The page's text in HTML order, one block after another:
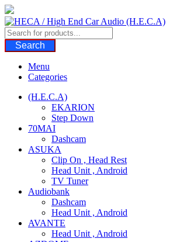
Skip
to
content
Search
Menu
Categories
(H.E.C.A)
EKARION
Step Down
70MAI
Dashcam
ASUKA
Clip On , Head Rest
Head Unit , Android
TV Tuner
Audiobank
Dashcam
Head Unit , Android
AVANTE
Head Unit , Android